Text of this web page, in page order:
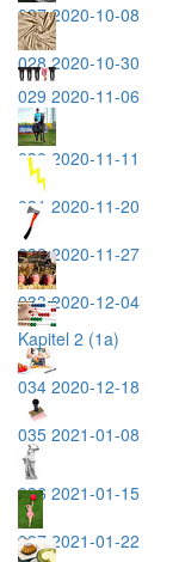
027 2020-10-08
028 2020-10-30
029 2020-11-06
030 2020-11-11
031 2020-11-20
032 2020-11-27
033 2020-12-04
Kapitel 2 (1a)
034 2020-12-18
035 2021-01-08
036 2021-01-15
037 2021-01-22